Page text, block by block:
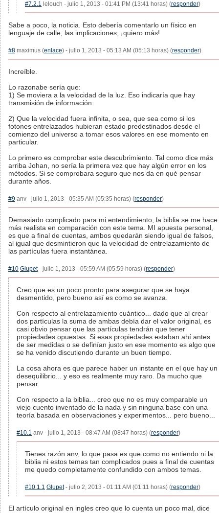
#7.2.1 lelouch - julio 1, 2013 - 01:41 PM (13:41 horas) (responder)
Sabe a poco, la noticia. Esto debería comentarlo un físico en
lenguaje de calle, las implicaciones, ¡quiero más!
#8 maximus (enlace) - julio 1, 2013 - 05:13 AM (05:13 horas) (responder)
Increíble.
Lo razonabe sería que:
1) Se moviera a la velocidad de la luz. Eso indicaría que hay
transmisión de información.
2) Que la velocidad fuera infinita, o sea, que sea como si los
fotones entrelazados hubieran estado predestinados desde el
comienzo del universo a tomar esos valores en ese momento en
particular.
Lo primero es comprobar este descubrimiento. Tal como dice más
arriba Johan, no sería la primera vez que hay algún error en los
métodos. Si se comprobara seguro que nos da en qué pensar
durante años.
#9 anv - julio 1, 2013 - 05:35 AM (05:35 horas) (responder)
Demasiado complicado para mi entendimiento, la biblia se me hace
más realista en comparación con este tema. MI apuesta personal,
es que a final de cuentas, ambos quedarán siendo igual de falsos,
al igual que desmintieron que la velocidad de entrelazamiento de
las partículas fuera instantánea.
#10 Glupet- julio 1, 2013 - 05:59 AM (05:59 horas) (responder)
Creo que es un poco pronto para asegurar que se haya
desmentido, pero bueno así es como se avanza.
Con respecto al entrelazamiento cuántico... dado que al crear
dos partículas la suma de ambas debía dar el valor original, es
casi obvio pensar que las partículas tendrán que tener
propiedades opuestas. Si esas propiedades estaban ahí antes
de ser medidas o se definían justo en ese momento es algo que
se ha venido discutiendo durante un buen tiempo.
La cosa ahora es que parece haber un instante en el que hay un
desequilibrio... y eso es realmente muy raro. Da mucho que
pensar.
Con respecto a la biblia... creo que no es muy comparable un
viejo cuento inventado de la nada y sin ninguna base con una
teoría basada en observaciones y experimentos... pero bueno...
#10.1 anv - julio 1, 2013 - 08:47 AM (08:47 horas) (responder)
Tienes razón anv, lo que pasa es que como no entiendo ni la
biblia ni estos temas tan complicados pues a final de cuentas
me quedo completamente confundido con ambos temas.
#10.1.1 Glupet- julio 2, 2013 - 01:11 AM (01:11 horas) (responder)
El artículo original en ingles creo que lo cuenta un poco mal, dice